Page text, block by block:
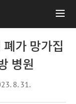
가 망가집
병원
8. 31.